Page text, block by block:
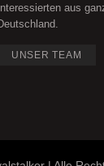
aus
UNSER TEAM